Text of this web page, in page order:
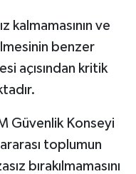
kalmamasının ve
benzer
açısından kritik
Güvenlik Konseyi
toplumun
bırakılmamasını